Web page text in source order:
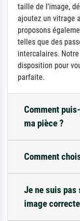
taille de l'image,
ajoutez un vitrage
proposons
telles que des
intercalaires.
disposition pour
parfaite.
Comment
ma pièce ?
Comment
Je ne suis pas
image